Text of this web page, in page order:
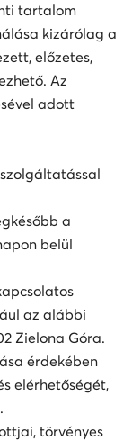
tartalom
kizárólag a
előzetes,
Az
adott
a
belül
az alábbi
Zielona Góra.
érdekében
elérhetőségét,
törvényes